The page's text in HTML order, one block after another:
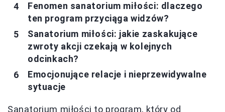
Fenomen sanatorium miłości: dlaczego
ten program przyciąga widzów?
Sanatorium miłości: jakie zaskakujące
zwroty akcji czekają w kolejnych
odcinkach?
Emocjonujące relacje i nieprzewidywalne
sytuacje
Sanatorium miłości to program, który od